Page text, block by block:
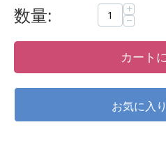
数量: +
−
カート